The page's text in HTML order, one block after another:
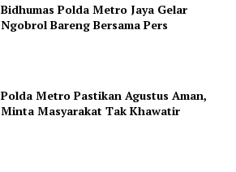
Bidhumas Polda Metro Jaya Gelar
Ngobrol Bareng Bersama Pers
Polda Metro Pastikan Agustus Aman,
Minta Masyarakat Tak Khawatir